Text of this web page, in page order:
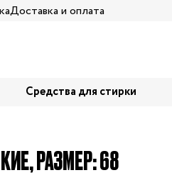
Доставка и оплата
Средства для стирки
РАЗМЕР: 68